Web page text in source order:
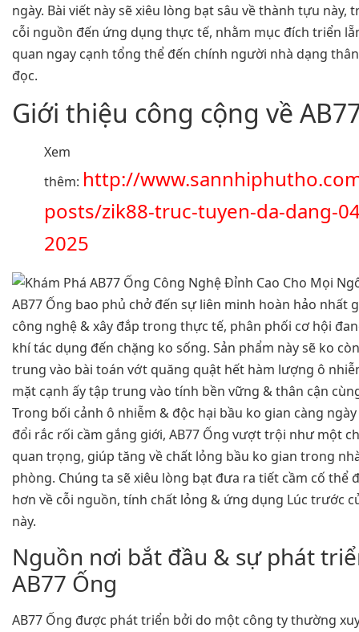
ngày. Bài viết này sẽ xiêu lòng bạt sâu về thành tựu này,
cỗi nguồn đến ứng dụng thực tế, nhằm mục đích triển
quan ngay cạnh tổng thể đến chính người nhà dạng
đọc.
Giới thiệu công cộng về
Xem
thêm: http://
posts/zik88-truc-tuyen-da-dang-
2025
AB77 Ống bao phủ chở đến sự liên minh hoàn hảo nhất
công nghệ & xây đắp trong thực tế, phân phối cơ hội
khí tác dụng đến chặng ko sống. Sản phẩm này sẽ ko
trung vào bài toán vớt quăng quật hết hàm lượng ô
mặt cạnh ấy tập trung vào tính bền vững & thân cận
Trong bối cảnh ô nhiễm & độc hại bầu ko gian càng
đổi rắc rối cầm gắng giới, AB77 Ống vượt trội như một
quan trọng, giúp tăng về chất lỏng bầu ko gian trong
phòng. Chúng ta sẽ xiêu lòng bạt đưa ra tiết cầm cố thể
hơn về cỗi nguồn, tính chất lỏng & ứng dụng Lúc trước
này.
Nguồn nơi bắt đầu & sự phát
AB77 Ống
AB77 Ống được phát triển bởi do một công ty thường